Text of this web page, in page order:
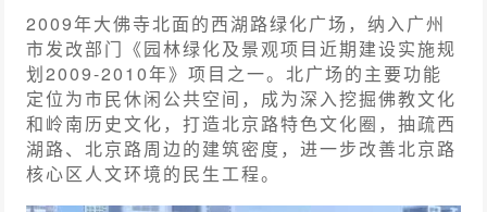
2009年大佛寺北面的西湖路绿化广场，纳入广州
市发改部门《园林绿化及景观项目近期建设实施规
划2009-2010年》项目之一。北广场的主要功能
定位为市民休闲公共空间，成为深入挖掘佛教文化
和岭南历史文化，打造北京路特色文化圈，抽疏西
湖路、北京路周边的建筑密度，进一步改善北京路
核心区人文环境的民生工程。